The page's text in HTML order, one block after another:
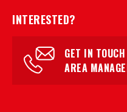
INTERESTED?
GET IN
AREA